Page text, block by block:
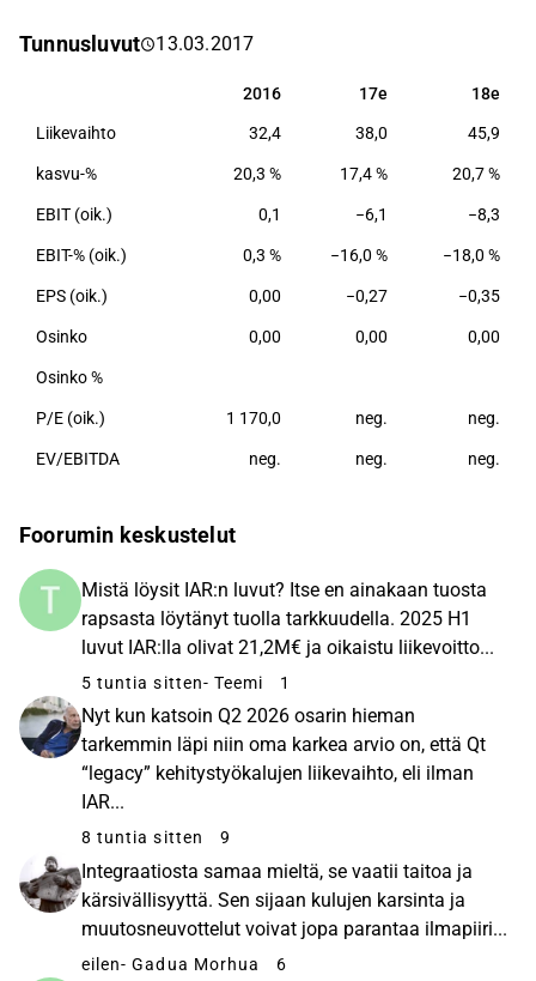
Tunnusluvut 13.03.2017
2016 17e 18e
2016 17e 18e
Liikevaihto 32,4 38,0 45,9
kasvu-% 20,3 % 17,4 % 20,7 %
EBIT (oik.) 0,1 −6,1 −8,3
EBIT-% (oik.) 0,3 % −16,0 % −18,0 %
EPS (oik.) 0,00 −0,27 −0,35
Osinko 0,00 0,00 0,00
Osinko %
P/E (oik.) 1 170,0 neg. neg.
EV/EBITDA neg. neg. neg.
Foorumin keskustelut
Mistä löysit IAR:n luvut? Itse en ainakaan tuosta
rapsasta löytänyt tuolla tarkkuudella. 2025 H1
luvut IAR:lla olivat 21,2M€ ja oikaistu liikevoitto...
5 tuntia sitten- Teemi 1
Nyt kun katsoin Q2 2026 osarin hieman
tarkemmin läpi niin oma karkea arvio on, että Qt
“legacy” kehitystyökalujen liikevaihto, eli ilman
IAR...
8 tuntia sitten 9
Integraatiosta samaa mieltä, se vaatii taitoa ja
kärsivällisyyttä. Sen sijaan kulujen karsinta ja
muutosneuvottelut voivat jopa parantaa ilmapiiri...
eilen- Gadua Morhua 6